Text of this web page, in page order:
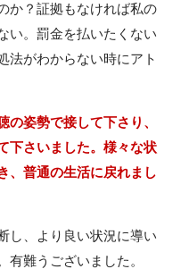
か？証拠もなければ私の
い。罰金を払いたくない
法がわからない時にアト
の姿勢で接して下さり、
下さいました。様々な状
、普通の生活に戻れまし
し、より良い状況に導い
有難うございました。